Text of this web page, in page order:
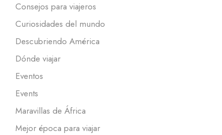
Consejos para viajeros
Curiosidades del mundo
Descubriendo América
Dónde viajar
Eventos
Events
Maravillas de África
Mejor época para viajar